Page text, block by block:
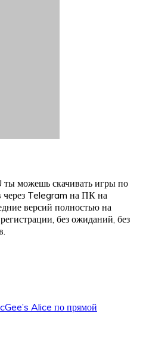
можешь скачивать игры по
через Telegram на ПК на
версий полностью на
без ожиданий, без